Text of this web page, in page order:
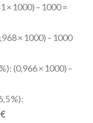
× 1000) – 1000 =
× 1000) – 1000
(0,966 × 1000) –
%):